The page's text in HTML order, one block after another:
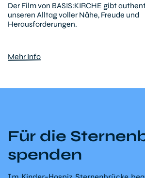
Der Film von BASIS:KIRCHE gibt
unseren Alltag voller Nähe, Freude und
Herausforderungen.
Mehr Info
Für die
spenden